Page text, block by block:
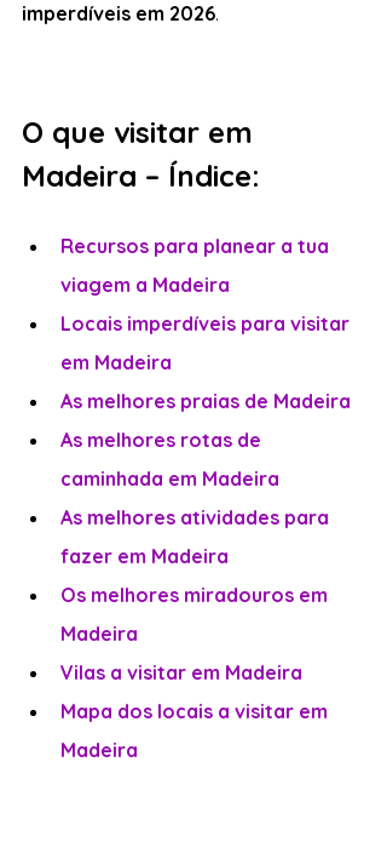
imperdíveis em 2026.
O que visitar em
Madeira – Índice:
Recursos para planear a tua
viagem a Madeira
Locais imperdíveis para visitar
em Madeira
As melhores praias de Madeira
As melhores rotas de
caminhada em Madeira
As melhores atividades para
fazer em Madeira
Os melhores miradouros em
Madeira
Vilas a visitar em Madeira
Mapa dos locais a visitar em
Madeira